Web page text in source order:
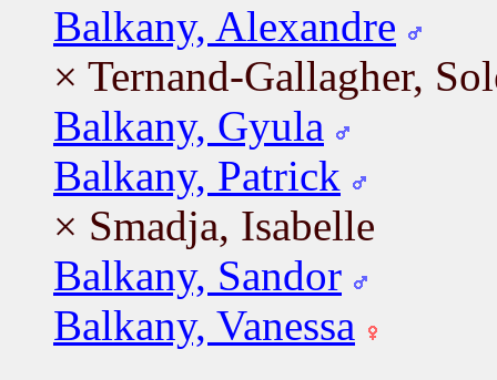
Balkany, Alexandre
× Ternand-Gallagher,
Balkany, Gyula
Balkany, Patrick
× Smadja, Isabelle
Balkany, Sandor
Balkany, Vanessa